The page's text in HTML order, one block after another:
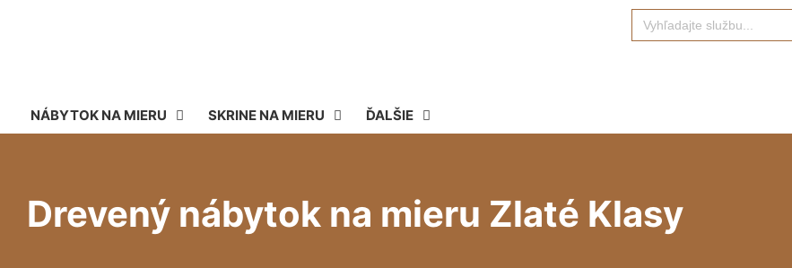
Search
for:
NÁBYTOK NA MIERU SKRINE NA MIERU ĎALŠIE
Drevený nábytok na mieru Zlaté Klasy